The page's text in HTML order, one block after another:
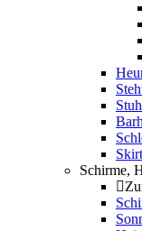
Schirme,